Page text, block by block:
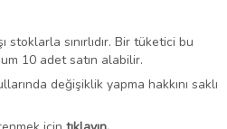
stoklarla sınırlıdır. Bir tüketici bu
10 adet satın alabilir.
değişiklik yapma hakkını saklı